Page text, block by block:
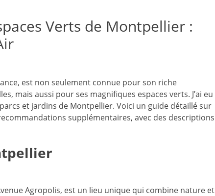
Verts de Montpellier :
est non seulement connue pour son riche
mais aussi pour ses magnifiques espaces verts. J’ai eu
et jardins de Montpellier. Voici un guide détaillé sur
supplémentaires, avec des descriptions
Agropolis, est un lieu unique qui combine nature et